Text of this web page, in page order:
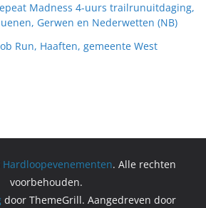
Madness 4-uurs trailrunuitdaging,
Gerwen en Nederwetten (NB)
Run, Haaften, gemeente West
Hardloopevenementen. Alle rechten
voorbehouden.
door ThemeGrill. Aangedreven door